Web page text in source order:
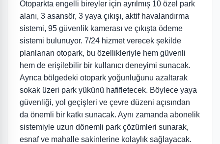
Otoparkta engelli bireyler için ayrılmış 10 özel park
alanı, 3 asansör, 3 yaya çıkışı, aktif havalandırma
sistemi, 95 güvenlik kamerası ve çıkışta ödeme
sistemi bulunuyor. 7/24 hizmet verecek şekilde
planlanan otopark, bu özellikleriyle hem güvenli
hem de erişilebilir bir kullanıcı deneyimi sunacak.
Ayrıca bölgedeki otopark yoğunluğunu azaltarak
sokak üzeri park yükünü hafifletecek. Böylece yaya
güvenliği, yol geçişleri ve çevre düzeni açısından
da önemli bir katkı sunacak. Aynı zamanda abonelik
sistemiyle uzun dönemli park çözümleri sunarak,
esnaf ve mahalle sakinlerine kolaylık sağlayacak.